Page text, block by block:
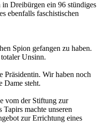
in Dreibürgen ein 96 stündiges
ebenfalls faschistischen
Spion gefangen zu haben.
Unsinn.
Präsidentin. Wir haben noch
Dame steht.
vom der Stiftung zur
machte unseren
zur Errichtung eines